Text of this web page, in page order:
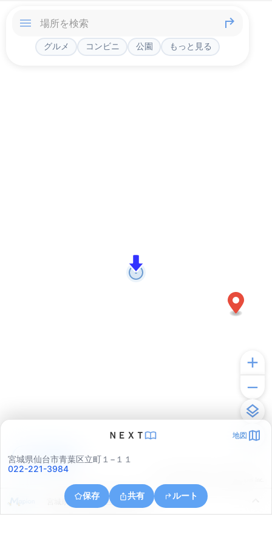
グルメ コンビニ 公園 もっと見る
ＮＥＸＴ 地図
宮城県仙台市青葉区立町１−１１
022-221-3984
保存 共有 ルート
宮城県仙台市青葉区荒巻三居沢
アプリで見る